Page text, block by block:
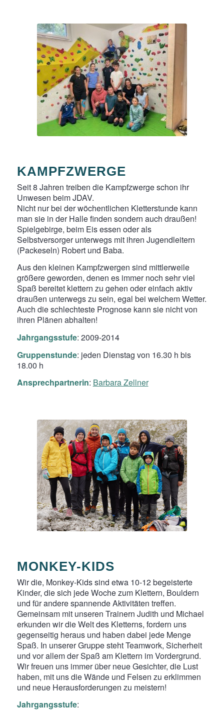
KAMPFZWERGE
Seit 8 Jahren treiben die Kampfzwerge schon ihr
Unwesen beim JDAV.
Nicht nur bei der wöchentlichen Kletterstunde kann
man sie in der Halle finden sondern auch draußen!
Spielgebirge, beim Eis essen oder als
Selbstversorger unterwegs mit ihren Jugendleitern
(Packeseln) Robert und Baba.
Aus den kleinen Kampfzwergen sind mittlerweile
größere geworden, denen es immer noch sehr viel
Spaß bereitet klettern zu gehen oder einfach aktiv
draußen unterwegs zu sein, egal bei welchem Wetter.
Auch die schlechteste Prognose kann sie nicht von
ihren Plänen abhalten!
Jahrgangsstufe: 2009-2014
Gruppenstunde: jeden Dienstag von 16.30 h bis
18.00 h
Ansprechpartnerin: Barbara Zellner
MONKEY-KIDS
Wir die, Monkey-Kids sind etwa 10-12 begeisterte
Kinder, die sich jede Woche zum Klettern, Bouldern
und für andere spannende Aktivitäten treffen.
Gemeinsam mit unseren Trainern Judith und Michael
erkunden wir die Welt des Kletterns, fordern uns
gegenseitig heraus und haben dabei jede Menge
Spaß. In unserer Gruppe steht Teamwork, Sicherheit
und vor allem der Spaß am Klettern im Vordergrund.
Wir freuen uns immer über neue Gesichter, die Lust
haben, mit uns die Wände und Felsen zu erklimmen
und neue Herausforderungen zu meistern!
Jahrgangsstufe: